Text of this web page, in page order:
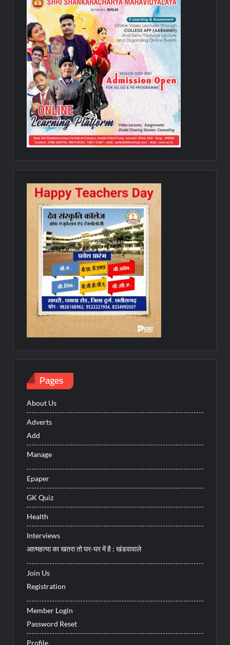
Pages
About Us
Adverts
Add
Manage
Epaper
GK Quiz
Health
Interviews
आत्महत्या का खतरा तो घर-घर में है : खंडवावाले
Join Us
Registration
Member Login
Password Reset
Profile